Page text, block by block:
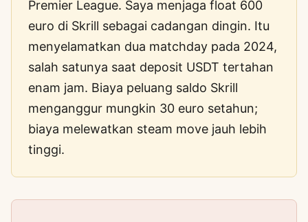
Premier League. Saya menjaga float 600
euro di Skrill sebagai cadangan dingin. Itu
menyelamatkan dua matchday pada 2024,
salah satunya saat deposit USDT tertahan
enam jam. Biaya peluang saldo Skrill
menganggur mungkin 30 euro setahun;
biaya melewatkan steam move jauh lebih
tinggi.